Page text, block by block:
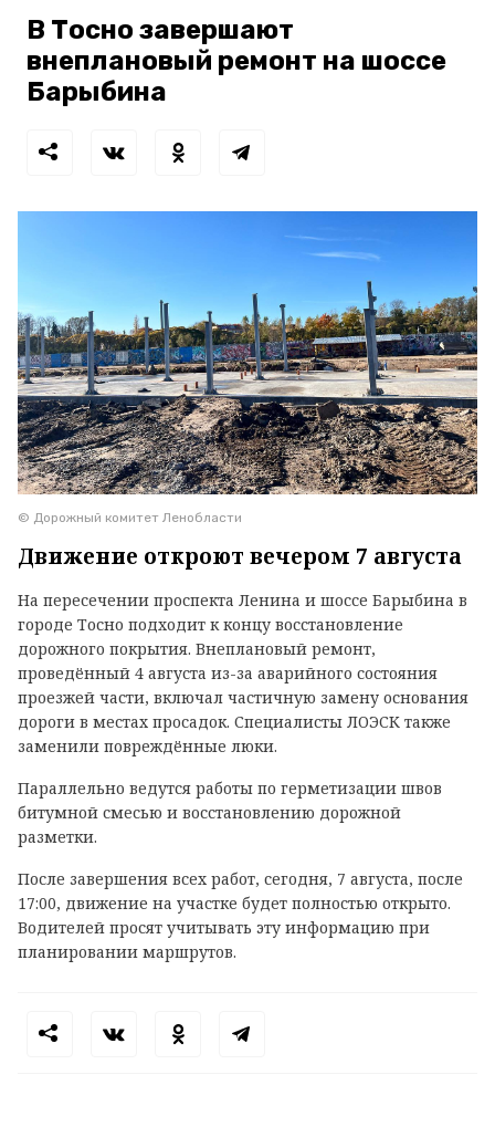
В Тосно завершают
внеплановый ремонт на шоссе
Барыбина
© Дорожный комитет Ленобласти
Движение откроют вечером 7 августа
На пересечении проспекта Ленина и шоссе Барыбина в
городе Тосно подходит к концу восстановление
дорожного покрытия. Внеплановый ремонт,
проведённый 4 августа из-за аварийного состояния
проезжей части, включал частичную замену основания
дороги в местах просадок. Специалисты ЛОЭСК также
заменили повреждённые люки.
Параллельно ведутся работы по герметизации швов
битумной смесью и восстановлению дорожной
разметки.
После завершения всех работ, сегодня, 7 августа, после
17:00, движение на участке будет полностью открыто.
Водителей просят учитывать эту информацию при
планировании маршрутов.